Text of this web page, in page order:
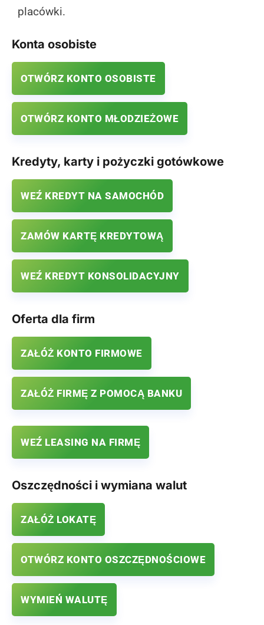
placówki.
Konta osobiste
OTWÓRZ KONTO OSOBISTE
OTWÓRZ KONTO MŁODZIEŻOWE
Kredyty, karty i pożyczki gotówkowe
WEŹ KREDYT NA SAMOCHÓD
ZAMÓW KARTĘ KREDYTOWĄ
WEŹ KREDYT KONSOLIDACYJNY
Oferta dla firm
ZAŁÓŻ KONTO FIRMOWE
ZAŁÓŻ FIRMĘ Z POMOCĄ BANKU
WEŹ LEASING NA FIRMĘ
Oszczędności i wymiana walut
ZAŁÓŻ LOKATĘ
OTWÓRZ KONTO OSZCZĘDNOŚCIOWE
WYMIEŃ WALUTĘ